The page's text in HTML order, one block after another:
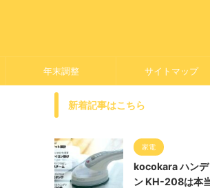
年末調整 サイトマップ
新着記事はこちら
家電
kocokara ハンデ
ン KH-208は本